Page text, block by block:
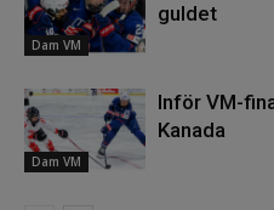
Dam VM
guldet
Dam VM
Inför VM-
Kanada